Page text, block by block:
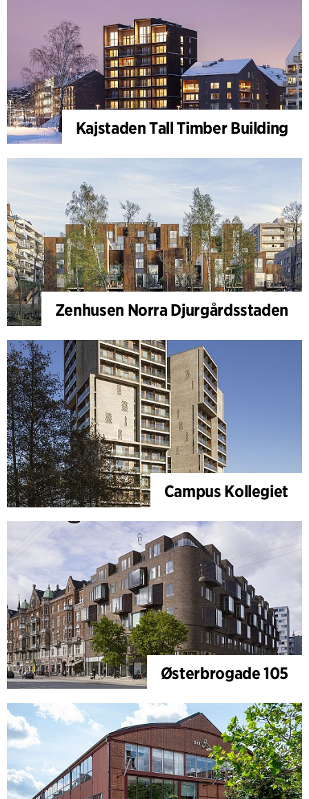
Kajstaden Tall Timber Building
Zenhusen Norra Djurgårdsstaden
Campus Kollegiet
Østerbrogade 105